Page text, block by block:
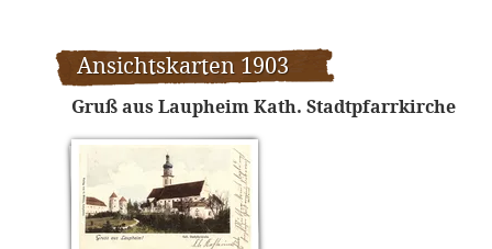
Ansichtskarten 1903
Gruß aus Laupheim Kath. Stadtpfarrkirche